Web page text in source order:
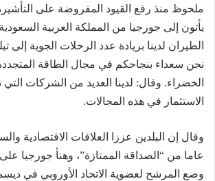
ملحوظ منذ رفع القيود المفروضة على
يأتون إلى جورجيا من المملكة العربية
الطيران لدينا بزيادة عدد الرحلات الجوية إلى
نحن سعداء بنجاحكم في مجال الطاقة
الخضراء. وقال: لدينا العديد من الشركات
الاستثمار في هذه المجالات.
عاما من “الصداقة الممتازة”، وهنأ جورجيا
وضع المرشح لعضوية الاتحاد الأوروبي في